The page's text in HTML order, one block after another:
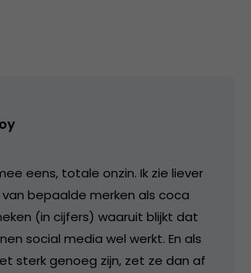
eens, totale onzin. Ik zie liever
bepaalde merken als coca
(in cijfers) waaruit blijkt dat
social media wel werkt. En als
sterk genoeg zijn, zet ze dan af